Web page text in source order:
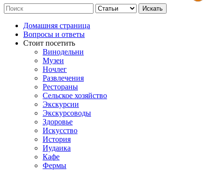
Искать
Домашняя страница
Вопросы и ответы
Стоит посетить
Винодельни
Музеи
Ночлег
Развлечения
Рестораны
Сельское хозяйство
Экскурсии
Экскурсоводы
Здоровье
Искусство
История
Иудаика
Кафе
Фермы